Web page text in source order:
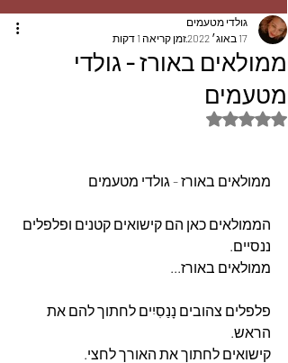
ממולאים באורז - גולדי
מטעמים
גולדי מטעמים
17 באוג׳ 2022
זמן קריאה 1 דקות
דירוג של NaN מתוך 5 כוכבים
ממולאים באורז - גולדי מטעמים
הממולאים כאן הם קישואים קטנים ופלפלים
ננסיים.
ממולאים באורז...
פלפלים צהובים נָנַסִיִים לחתוך להם את
הראש.
קישואים לחתוך את האורך לחצי.